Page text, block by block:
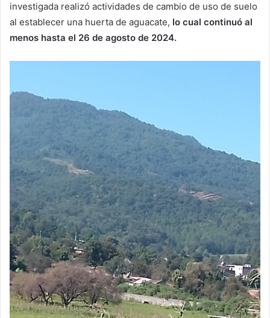
investigada realizó actividades de cambio de uso de suelo
al establecer una huerta de aguacate, lo cual continuó al
menos hasta el 26 de agosto de 2024.